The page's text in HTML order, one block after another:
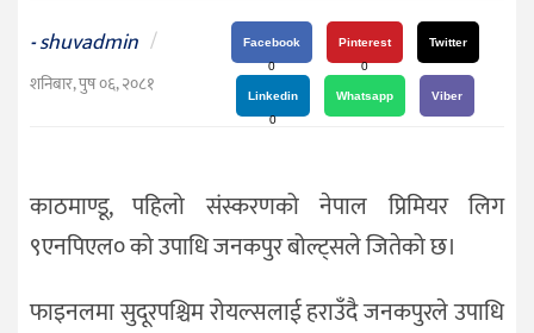
जीवनशैली
दर्शन
देश
-shuvadmin /
शनिबार, पुष ०६, २०८१
Facebook
0
Pinterest
0
Twitter
Linkedin
0
Whatsapp Viber
काठमाण्डू, पहिलो संस्करणको नेपाल प्रिमियर लिग
९एनपिएल० को उपाधि जनकपुर बोल्ट्सले जितेको छ।
फाइनलमा सुदूरपश्चिम रोयल्सलाई हराउँदै जनकपुरले उपाधि